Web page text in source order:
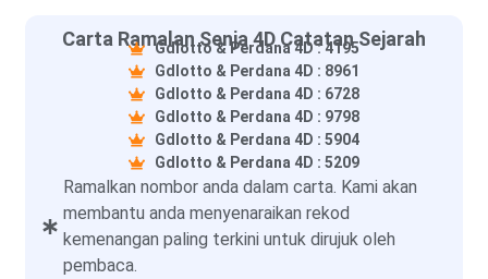
Carta Ramalan Senja 4D Catatan Sejarah
Gdlotto & Perdana 4D : 4195
Gdlotto & Perdana 4D : 8961
Gdlotto & Perdana 4D : 6728
Gdlotto & Perdana 4D : 9798
Gdlotto & Perdana 4D : 5904
Gdlotto & Perdana 4D : 5209
Ramalkan nombor anda dalam carta. Kami akan
membantu anda menyenaraikan rekod
kemenangan paling terkini untuk dirujuk oleh
pembaca.